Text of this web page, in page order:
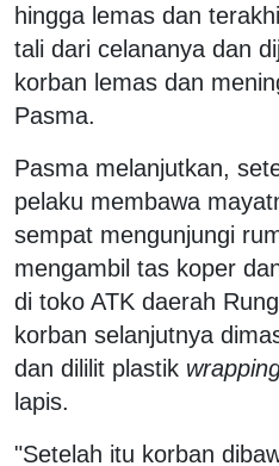
hingga lemas dan
tali dari celananya dan
korban lemas dan
Pasma.
Pasma melanjutkan,
pelaku membawa
sempat mengunjungi
mengambil tas koper
di toko ATK daerah
korban selanjutnya
dan dililit plastik
lapis.
"Setelah itu korban